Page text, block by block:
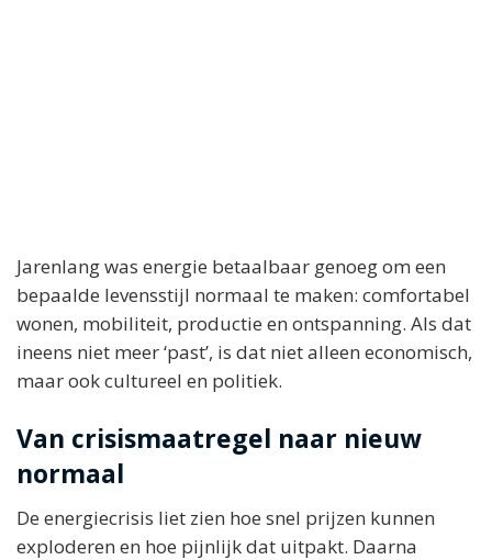
Jarenlang was energie betaalbaar genoeg om een
bepaalde levensstijl normaal te maken: comfortabel
wonen, mobiliteit, productie en ontspanning. Als dat
ineens niet meer ‘past’, is dat niet alleen economisch,
maar ook cultureel en politiek.
Van crisismaatregel naar nieuw
normaal
De energiecrisis liet zien hoe snel prijzen kunnen
exploderen en hoe pijnlijk dat uitpakt. Daarna